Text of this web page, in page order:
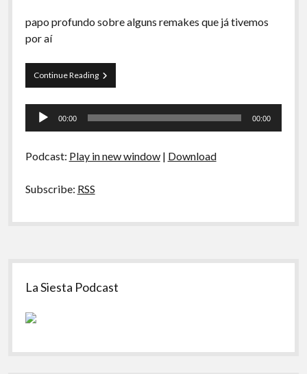
Papo Tranqueira
A Ripa É a Lei
Especiais
Preliminares
papo profundo sobre alguns remakes que já tivemos
por aí
Continue ReadingLocadora
Boca
–
Tocador
00:00 00:00
Podcast: Play in new window| Download
Subscribe: RSS
Sidebar
La Siesta Podcast